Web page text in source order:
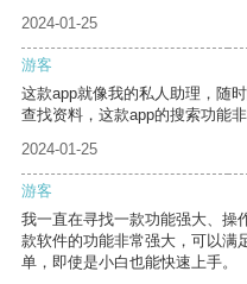
2024-01-25
游客
这款app就像我的私人助理，随
查找资料，这款app的搜索功能
2024-01-25
游客
我一直在寻找一款功能强大、操
款软件的功能非常强大，可以满
单，即使是小白也能快速上手。